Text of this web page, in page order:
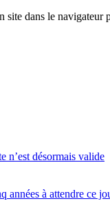
site dans le navigateur
n’est désormais valide
années à attendre ce